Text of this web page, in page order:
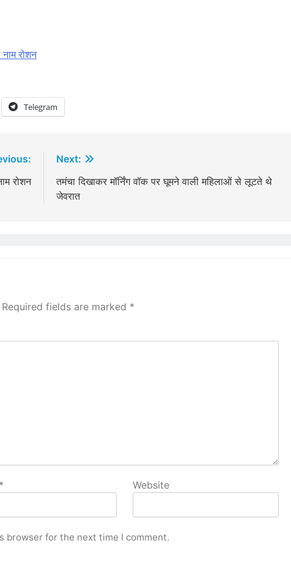
रोशन
Telegram
रोशन
Next:
तमंचा दिखाकर मॉर्निंग वॉक पर घूमने वाली महिलाओं से लूटते थे
जेवरात
Required fields are marked *
* Website
browser for the next time I comment.